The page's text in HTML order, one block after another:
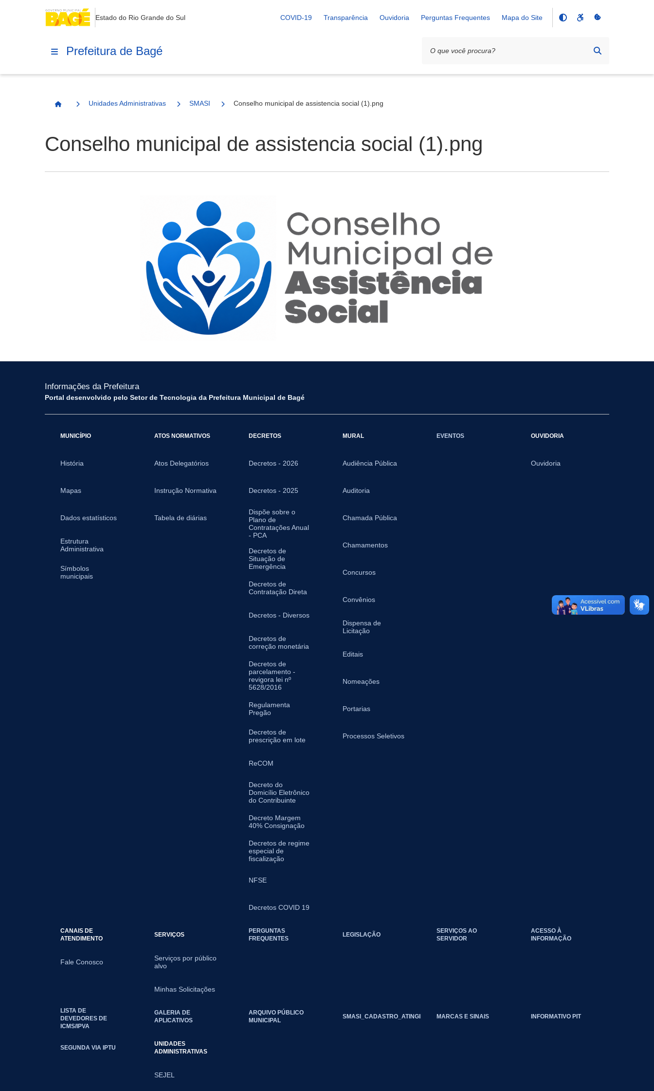
Estado do Rio Grande do Sul COVID-19 Transparência Ouvidoria Perguntas Frequentes Mapa do Site
Prefeitura de Bagé
Página Inicial
Unidades Administrativas SMASI Conselho municipal de assistencia social (1).png
Conselho municipal de assistencia social (1).png
Informações da Prefeitura
Portal desenvolvido pelo Setor de Tecnologia da Prefeitura Municipal de Bagé
MUNICÍPIO
História
Mapas
Dados estatísticos
Estrutura
Administrativa
Símbolos
municipais
ATOS NORMATIVOS
Atos Delegatórios
Instrução Normativa
Tabela de diárias
DECRETOS
Decretos - 2026
Decretos - 2025
Dispõe sobre o
Plano de
Contratações Anual
- PCA
Decretos de
Situação de
Emergência
Decretos de
Contratação Direta
Decretos - Diversos
Decretos de
correção monetária
Decretos de
parcelamento -
revigora lei nº
5628/2016
Regulamenta
Pregão
Decretos de
prescrição em lote
ReCOM
Decreto do
Domicílio Eletrônico
do Contribuinte
Decreto Margem
40% Consignação
Decretos de regime
especial de
fiscalização
NFSE
Decretos COVID 19
MURAL
Audiência Pública
Auditoria
Chamada Pública
Chamamentos
Concursos
Convênios
Dispensa de
Licitação
Editais
Nomeações
Portarias
Processos Seletivos
EVENTOS OUVIDORIA
Ouvidoria
CANAIS DE
ATENDIMENTO
Fale Conosco
SERVIÇOS
Serviços por público
alvo
Minhas Solicitações
PERGUNTAS
FREQUENTES
LEGISLAÇÃO
SERVIÇOS AO
SERVIDOR
ACESSO À
INFORMAÇÃO
LISTA DE
DEVEDORES DE
ICMS/IPVA
GALERIA DE
APLICATIVOS
ARQUIVO PÚBLICO
MUNICIPAL
SMASI_CADASTRO_ATINGIDOS_EVENTOS_CLIMATICOS
MARCAS E SINAIS INFORMATIVO PIT
SEGUNDA VIA IPTU
UNIDADES
ADMINISTRATIVAS
SEJEL